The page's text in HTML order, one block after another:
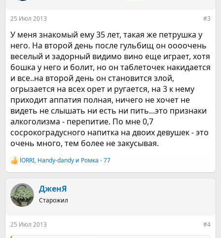
25 Июл 2013 #3
У меня знакомый ему 35 лет, такая же петрушка у
него. На второй день после гульбищ он оооочень
веселый и задорный видимо вино еще играет, хотя
бошка у него и болит, но он таблеточек накидается
и все..на второй день он становится злой,
огрызается на всех орет и ругается, на 3 к нему
приходит аппатия полная, ничего не хочет не
видеть не слышать ни есть ни пить...это признаки
алкоголизма - перепитие. По мне 0,7
сосрокоградусного напитка на двоих девушек - это
очень много, тем более не закусывая.
Р
е
к
ц
и
lORRI, Handy-dandy и Ромка - 77
ДженЯ
Старожил
25 Июл 2013 #4